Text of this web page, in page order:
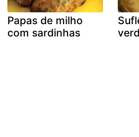
Papas de milho
com sardinhas